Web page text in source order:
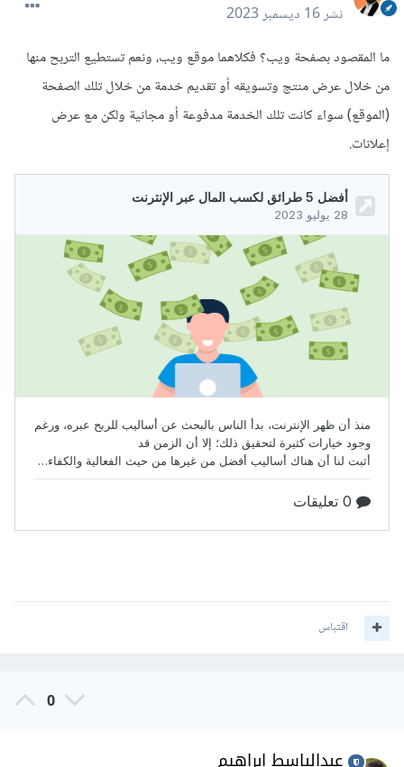
نشر16 ديسمبر 2023
ما المقصود بصفحة ويب؟ فكلاهما موقع ويب، ونعم تستطيع التربح منها
من خلال عرض منتج وتسويقه أو تقديم خدمة من خلال تلك الصفحة
(الموقع) سواء كانت تلك الخدمة مدفوعة أو مجانية ولكن مع عرض
إعلانات.
اقتباس
0